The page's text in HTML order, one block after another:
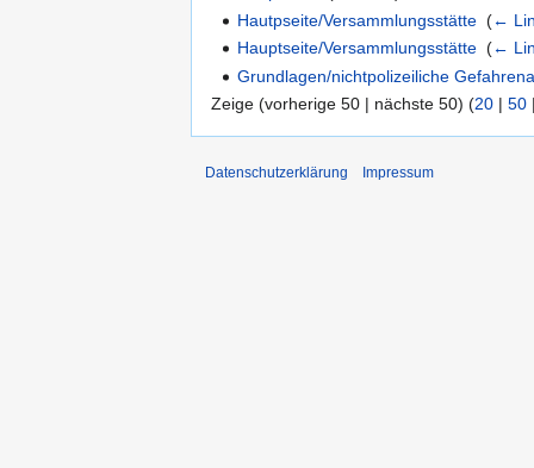
Hautpseite/Versammlungsstätte ‎(←
Hauptseite/Versammlungsstätte ‎(←
Grundlagen/nichtpolizeiliche
Zeige (vorherige 50 | nächste 50) (20 | 50
Datenschutzerklärung Impressum